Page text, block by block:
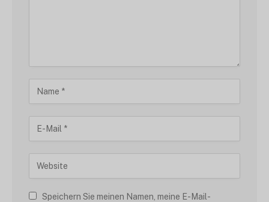
Speichern Sie meinen Namen, meine E-Mail-